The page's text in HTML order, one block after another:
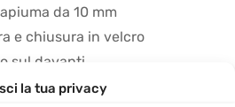
la tua privacy
da 10 mm
e chiusura in velcro
sul davanti
lati